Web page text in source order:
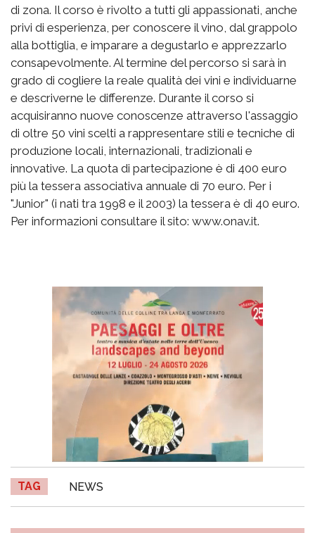
di zona. Il corso è rivolto a tutti gli appassionati, anche
privi di esperienza, per conoscere il vino, dal grappolo
alla bottiglia, e imparare a degustarlo e apprezzarlo
consapevolmente. Al termine del percorso si sarà in
grado di cogliere la reale qualità dei vini e individuarne
e descriverne le differenze. Durante il corso si
acquisiranno nuove conoscenze attraverso l'assaggio
di oltre 50 vini scelti a rappresentare stili e tecniche di
produzione locali, internazionali, tradizionali e
innovative. La quota di partecipazione è di 400 euro
più la tessera associativa annuale di 70 euro. Per i
"Junior" (i nati tra 1998 e il 2003) la tessera è di 40 euro.
Per informazioni consultare il sito: www.onav.it.
TAG NEWS